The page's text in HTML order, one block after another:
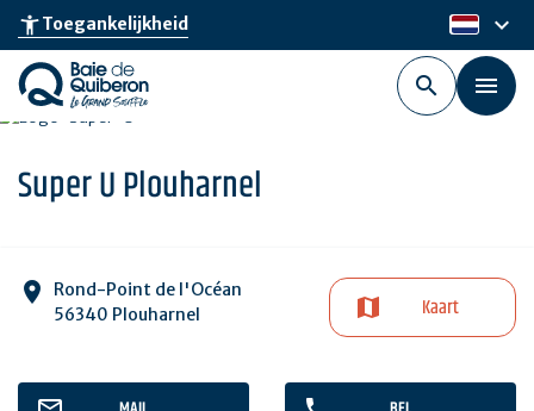
Skip
main
content
accessibility_newToegankelijkheid nl
keyboard_arrow_down
Super U Plouharnel
Rond-Point de l'Océan
56340 Plouharnel
Kaart